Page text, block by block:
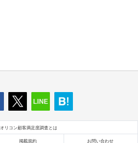
オリコン顧客満足度調査とは
掲載規約 お問い合わせ